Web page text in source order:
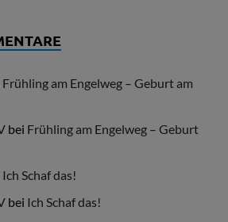
Frühling am Engelweg – Geburt am
bei Frühling am Engelweg – Geburt
Ich Schaf das!
bei Ich Schaf das!